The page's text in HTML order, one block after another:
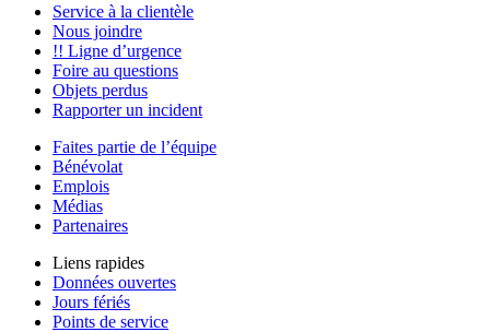
Service à la clientèle
Nous joindre
!! Ligne d’urgence
Foire au questions
Objets perdus
Rapporter un incident
Faites partie de l’équipe
Bénévolat
Emplois
Médias
Partenaires
Liens rapides
Données ouvertes
Jours fériés
Points de service